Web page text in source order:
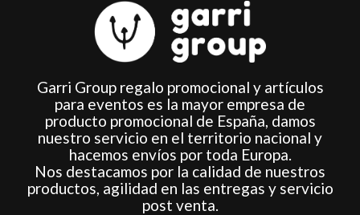
Garri Group regalo promocional y artículos
para eventos es la mayor empresa de
producto promocional de España, damos
nuestro servicio en el territorio nacional y
hacemos envíos por toda Europa.
Nos destacamos por la calidad de nuestros
productos, agilidad en las entregas y servicio
post venta.